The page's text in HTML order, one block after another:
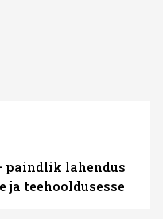
paindlik lahendus
ja teehooldusesse